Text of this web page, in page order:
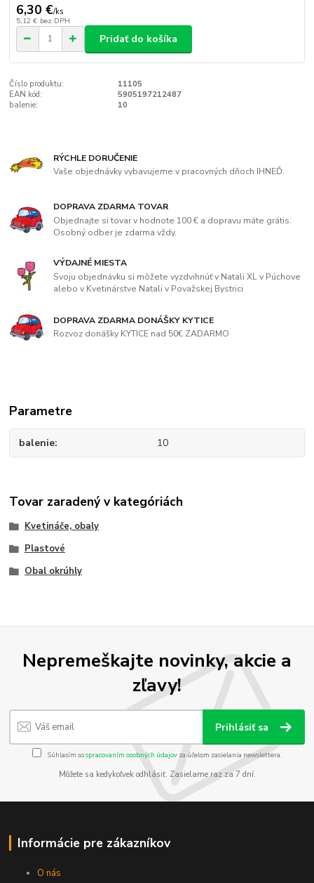
6,30 €/ks
5,12 € bez DPH
Pridať do košíka
Číslo produktu:
11105
EAN kód:
5905197212487
balenie:
10
RÝCHLE DORUČENIE
Vaše objednávky vybavujeme v pracovných dňoch IHNEĎ.
DOPRAVA ZDARMA TOVAR
Objednajte si tovar v hodnote 100 € a dopravu máte grátis.
Osobný odber je zdarma vždy.
VÝDAJNÉ MIESTA
Svoju objednávku si môžete vyzdvihnúť v Natali XL v Púchove
alebo v Kvetinárstve Natali v Považskej Bystrici
DOPRAVA ZDARMA DONÁŠKY KYTICE
Rozvoz donášky KYTICE nad 50€ ZADARMO
Parametre
balenie 10
Tovar zaradený v kategóriách
Kvetináče, obaly
Plastové
Obal okrúhly
Nepremeškajte novinky, akcie a
zľavy!
Prihlásiť sa
Súhlasím sospracovaním osobných údajov za účelom zasielania newslettera.
Môžete sa kedykoľvek odhlásiť. Zasielame raz za 7 dní.
Informácie pre zákazníkov
O nás